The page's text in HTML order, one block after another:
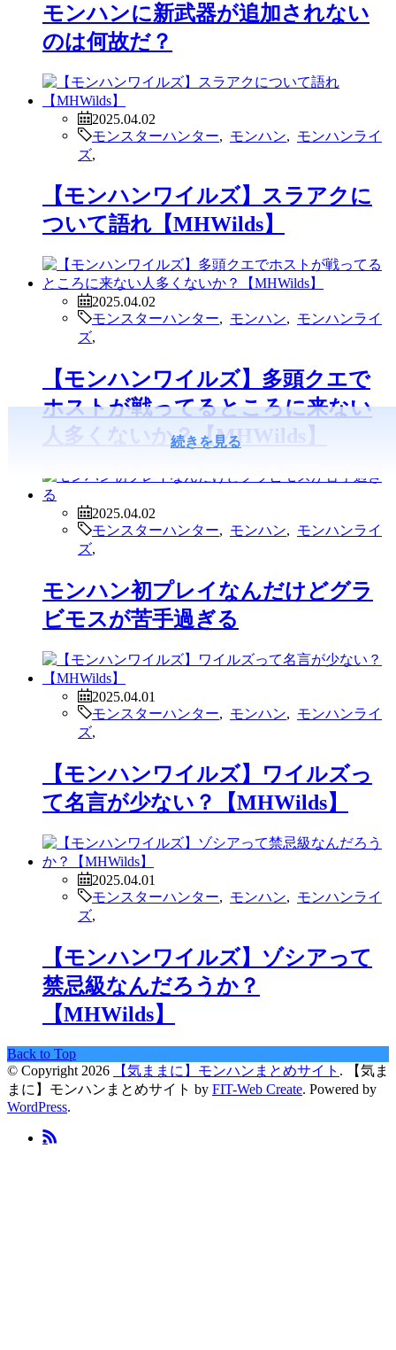
続きを見る
モンハンに新武器が追加されない
のは何故だ？
2025.04.02
モンスターハンター
モンハン
モンハンライ
ズ
【モンハンワイルズ】スラアクに
ついて語れ【MHWilds】
2025.04.02
モンスターハンター
モンハン
モンハンライ
ズ
【モンハンワイルズ】多頭クエで
ホストが戦ってるところに来ない
人多くないか？【MHWilds】
2025.04.02
モンスターハンター
モンハン
モンハンライ
ズ
モンハン初プレイなんだけどグラ
ビモスが苦手過ぎる
2025.04.01
モンスターハンター
モンハン
モンハンライ
ズ
【モンハンワイルズ】ワイルズっ
て名言が少ない？【MHWilds】
2025.04.01
モンスターハンター
モンハン
モンハンライ
ズ
【モンハンワイルズ】ゾシアって
禁忌級なんだろうか？
【MHWilds】
Back to Top
© Copyright 2026
【気ままに】モンハンまとめサイト .
【気ま
まに】モンハンまとめサイト by FIT-Web Create. Powered by
WordPress.